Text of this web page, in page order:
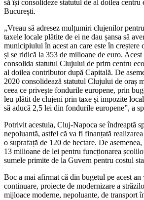
să își consolideze statutul de al doilea
București.
„Vreau să adresez mulțumiri clujenilor
taxele locale plătite de ei ne dau șansa să
municipiului în acest an care este în creștere
și se ridică la 353 de milioane de euro.
consolida statutul Clujului de prim centru
al doilea contributor după Capitală. De
2020 consolidează statutul Clujului de oraș
ceea ce privește fondurile europene, prin
leu plătit de clujeni prin taxe și impozite
să aducă 2,5 lei din fondurile europene”, a
Potrivit acestuia, Cluj-Napoca se îndreaptă
nepoluantă, astfel că va fi finanțată
o suprafață de 120 de hectare. De
13 milioane de lei pentru funcționarea
sumele primite de la Guvern pentru costul
Boc a mai afirmat că din bugetul pe acest
continuare, proiecte de modernizare a
mijloace moderne, nepoluante, de transport